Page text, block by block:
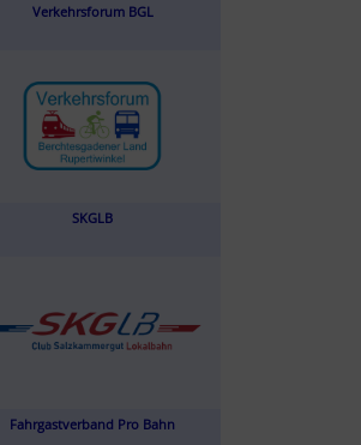
Verkehrsforum BGL
SKGLB
Fahrgastverband Pro Bahn